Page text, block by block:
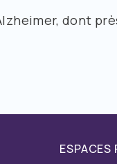
dont
ESPACES